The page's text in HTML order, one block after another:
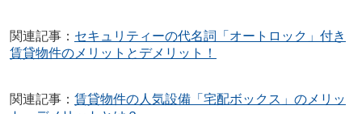
関連記事： セキュリティーの代名詞「オートロック」付き
賃貸物件のメリットとデメリット！
関連記事： 賃貸物件の人気設備「宅配ボックス」のメリッ